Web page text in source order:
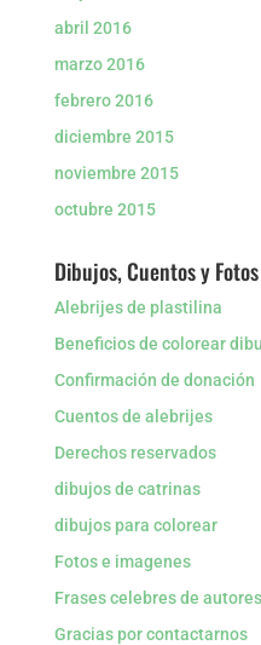
abril 2016
marzo 2016
febrero 2016
diciembre 2015
noviembre 2015
octubre 2015
Dibujos, Cuentos y Fotos
Alebrijes de plastilina
Beneficios de colorear
Confirmación de donación
Cuentos de alebrijes
Derechos reservados
dibujos de catrinas
dibujos para colorear
Fotos e imagenes
Frases celebres de
Gracias por contactarnos